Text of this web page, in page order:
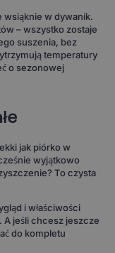
wsiąknie w dywanik.
– wszystko zostaje
suszenia, bez
temperatury
o sezonowej
jak piórko w
wyjątkowo
To czysta
i właściwości
A jeśli chcesz jeszcze
do kompletu